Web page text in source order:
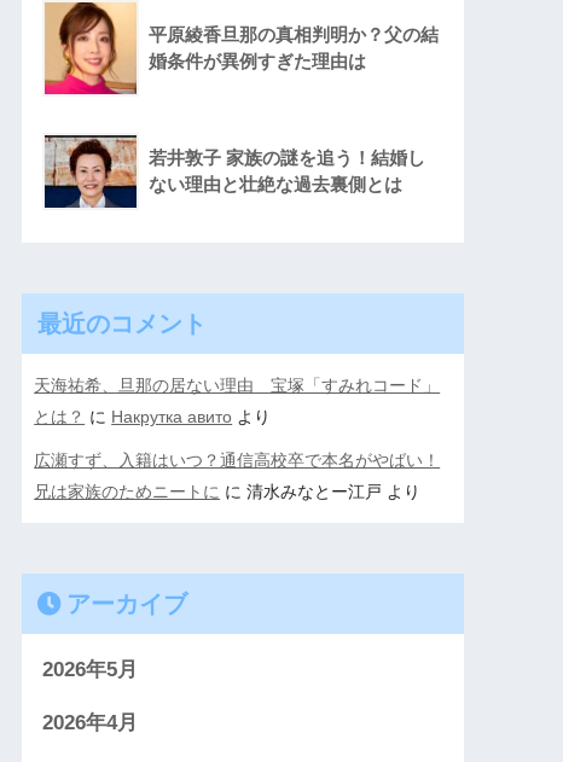
平原綾香旦那の真相判明か？父の結
婚条件が異例すぎた理由は
若井敦子 家族の謎を追う！結婚し
ない理由と壮絶な過去裏側とは
最近のコメント
天海祐希、旦那の居ない理由 宝塚「すみれコード」
とは？ に Накрутка авито より
広瀬すず、入籍はいつ？通信高校卒で本名がやばい！
兄は家族のためニートに に清水みなとー江戸 より
アーカイブ
2026年5月
2026年4月